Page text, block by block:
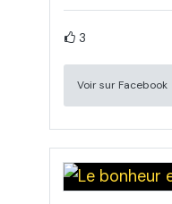
3
Voir sur Facebook